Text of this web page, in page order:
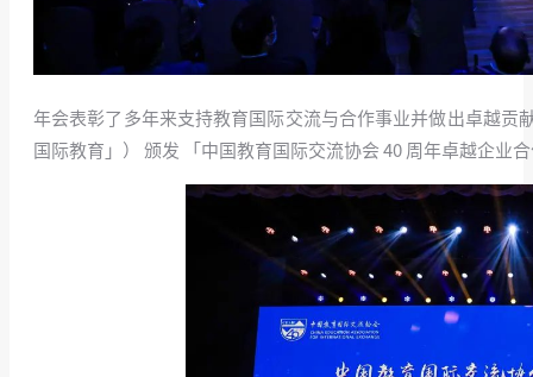
年会表彰了多年来支持教育国际交流与合作事业并做出卓越贡
国际教育」） 颁发 「中国教育国际交流协会 40 周年卓越企业